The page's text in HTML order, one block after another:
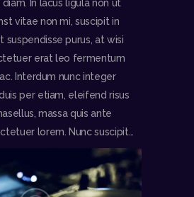
In lacus ligula non ut
vitae non mi, suscipit in
purus, at wisi
erat leo fermentum
Interdum nunc integer
per etiam, eleifend risus
massa quis ante
lorem. Nunc suscipit…